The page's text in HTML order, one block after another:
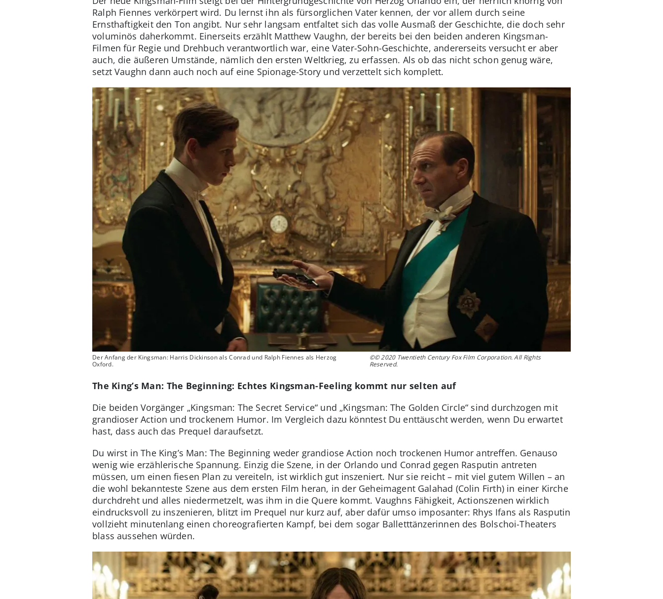
Ralph Fiennes verkörpert wird. Du lernst ihn als fürsorglichen Vater kennen, der vor allem durch seine
Ernsthaftigkeit den Ton angibt. Nur sehr langsam entfaltet sich das volle Ausmaß der Geschichte, die doch sehr
voluminös daherkommt. Einerseits erzählt Matthew Vaughn, der bereits bei den beiden anderen Kingsman-
Filmen für Regie und Drehbuch verantwortlich war, eine Vater-Sohn-Geschichte, andererseits versucht er aber
auch, die äußeren Umstände, nämlich den ersten Weltkrieg, zu erfassen. Als ob das nicht schon genug wäre,
setzt Vaughn dann auch noch auf eine Spionage-Story und verzettelt sich komplett.
Der Anfang der Kingsman: Harris Dickinson als Conrad und Ralph Fiennes als Herzog
Oxford.
©© 2020 Twentieth Century Fox Film Corporation. All Rights
Reserved.
The King’s Man: The Beginning: Echtes Kingsman-Feeling kommt nur selten auf
Die beiden Vorgänger „Kingsman: The Secret Service“ und „Kingsman: The Golden Circle“ sind durchzogen mit
grandioser Action und trockenem Humor. Im Vergleich dazu könntest Du enttäuscht werden, wenn Du erwartet
hast, dass auch das Prequel daraufsetzt.
Du wirst in The King’s Man: The Beginning weder grandiose Action noch trockenen Humor antreffen. Genauso
wenig wie erzählerische Spannung. Einzig die Szene, in der Orlando und Conrad gegen Rasputin antreten
müssen, um einen fiesen Plan zu vereiteln, ist wirklich gut inszeniert. Nur sie reicht – mit viel gutem Willen – an
die wohl bekannteste Szene aus dem ersten Film heran, in der Geheimagent Galahad (Colin Firth) in einer Kirche
durchdreht und alles niedermetzelt, was ihm in die Quere kommt. Vaughns Fähigkeit, Actionszenen wirklich
eindrucksvoll zu inszenieren, blitzt im Prequel nur kurz auf, aber dafür umso imposanter: Rhys Ifans als Rasputin
vollzieht minutenlang einen choreografierten Kampf, bei dem sogar Balletttänzerinnen des Bolschoi-Theaters
blass aussehen würden.